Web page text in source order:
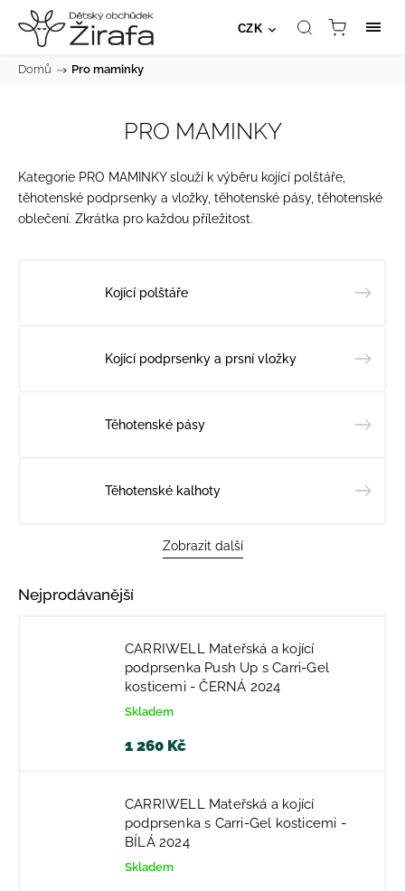
CZK
Domů / Pro maminky
PRO MAMINKY
Kategorie PRO MAMINKY slouží k výběru kojící polštáře
těhotenské podprsenky a vložky, těhotenské pásy, těhotenské
oblečení. Zkrátka pro každou příležitost.
Kojící polštáře
Kojící podprsenky a prsní vložky
Těhotenské pásy
Těhotenské kalhoty
Zobrazit další
Nejprodávanější
CARRIWELL Mateřská a kojící
podprsenka Push Up s Carri-Gel
kosticemi - ČERNÁ 2024
Skladem
1 260 Kč
CARRIWELL Mateřská a kojící
podprsenka s Carri-Gel kosticemi -
BÍLÁ 2024
Skladem